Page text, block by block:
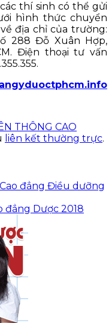
thí sinh có thể gửi
hình thức chuyển
địa chỉ của trường:
288 Đỗ Xuân Hợp,
Điện thoại tư vấn
THÔNG CAO
liên kết thường trực.
đẳng Điều dưỡng
đẳng Dược 2018